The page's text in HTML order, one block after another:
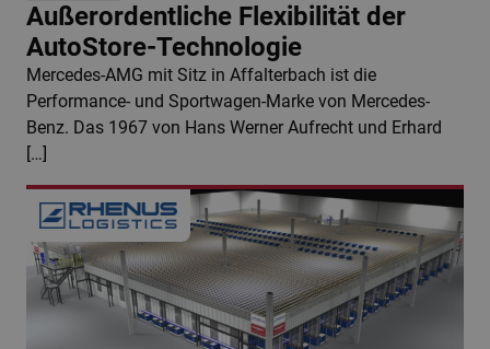
Außerordentliche Flexibilität der
AutoStore-Technologie
Mercedes-AMG mit Sitz in Affalterbach ist die
Performance- und Sportwagen-Marke von Mercedes-
Benz. Das 1967 von Hans Werner Aufrecht und Erhard
[…]